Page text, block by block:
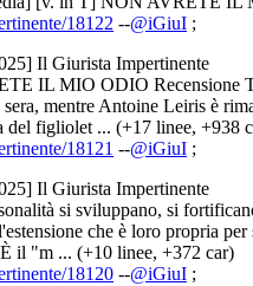
18122 --@iGiuI ;
Il Giurista Impertinente
IL MIO ODIO Recensione
mentre Antoine Leiris è
del figliolet ... (+17 linee, +938
18121 --@iGiuI ;
Il Giurista Impertinente
si sviluppano, si
che è loro propria per
il "m ... (+10 linee, +372 car)
18120 --@iGiuI ;